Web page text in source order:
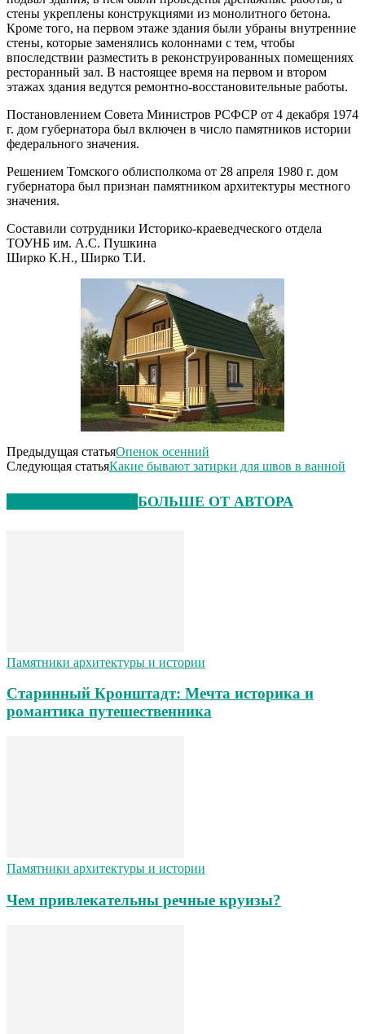
стены укреплены конструкциями из монолитного бетона.
Кроме того, на первом этаже здания были убраны внутренние
стены, которые заменялись колоннами с тем, чтобы
впоследствии разместить в реконструированных помещениях
ресторанный зал. В настоящее время на первом и втором
этажах здания ведутся ремонтно-восстановительные работы.
Постановлением Совета Министров РСФСР от 4 декабря 1974
г. дом губернатора был включен в число памятников истории
федерального значения.
Решением Томского облисполкома от 28 апреля 1980 г. дом
губернатора был признан памятником архитектуры местного
значения.
Составили сотрудники Историко-краеведческого отдела
ТОУНБ им. А.С. Пушкина
Ширко К.Н., Ширко Т.И.
Предыдущая статьяОпенок осенний
Следующая статьяКакие бывают затирки для швов в ванной
БОЛЬШЕ ОТ АВТОРА
Памятники архитектуры и истории
Старинный Кронштадт: Мечта историка и
романтика путешественника
Памятники архитектуры и истории
Чем привлекательны речные круизы?